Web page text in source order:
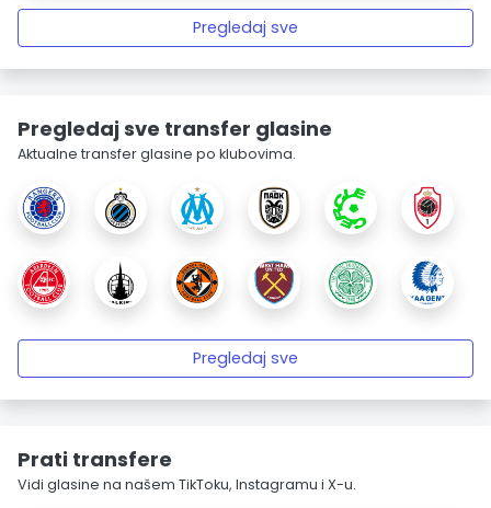
Pregledaj sve
Pregledaj sve transfer glasine
Aktualne transfer glasine po klubovima.
Pregledaj sve
Prati transfere
Vidi glasine na našem TikToku, Instagramu i X-u.